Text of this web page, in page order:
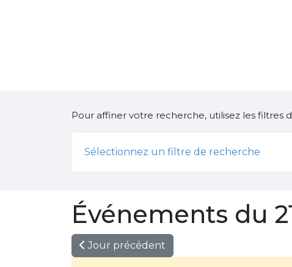
Pour affiner votre recherche, utilisez les filtres
Sélectionnez un filtre de recherche
Événements du
Jour précédent